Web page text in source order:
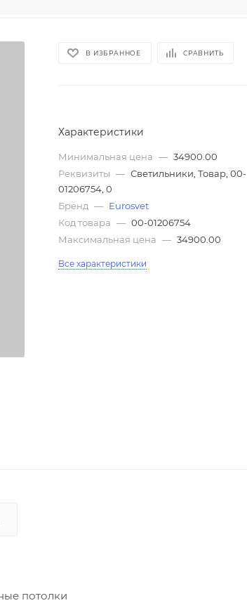
В ИЗБРАННОЕ СРАВНИТЬ
Характеристики
Минимальная цена — 34900.00
Реквизиты — Светильники, Товар, 00-
01206754, 0
Бренд — Eurosvet
Код товара — 00-01206754
Максимальная цена — 34900.00
Все характеристики
потолки